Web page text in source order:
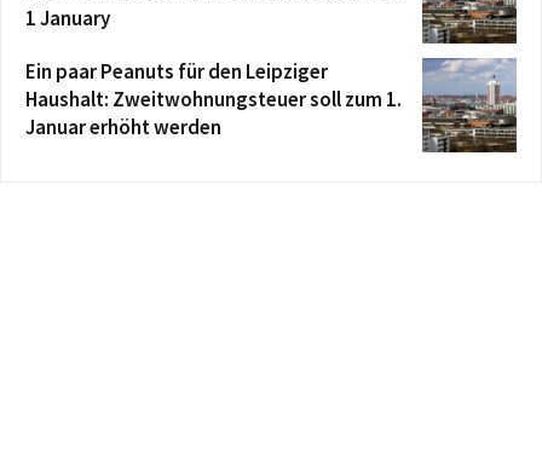
1 January
Ein paar Peanuts für den Leipziger
Haushalt: Zweitwohnungsteuer soll zum 1.
Januar erhöht werden